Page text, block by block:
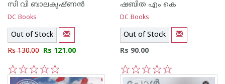
സി വി ബാലകൃഷ്‌ണന്‍
DC Books
Out of Stock
Rs 130.00 Rs 121.00
5
4
3
2
1
ഷബിത എം കെ
DC Books
Out of Stock
Rs 90.00
5
4
3
2
1